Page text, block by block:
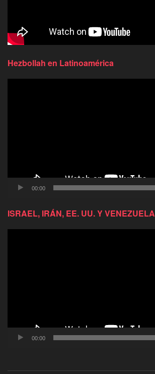
Hezbollah en Latinoamérica
00:00
ISRAEL, IRÁN, EE. UU. Y VENEZUELA
00:00